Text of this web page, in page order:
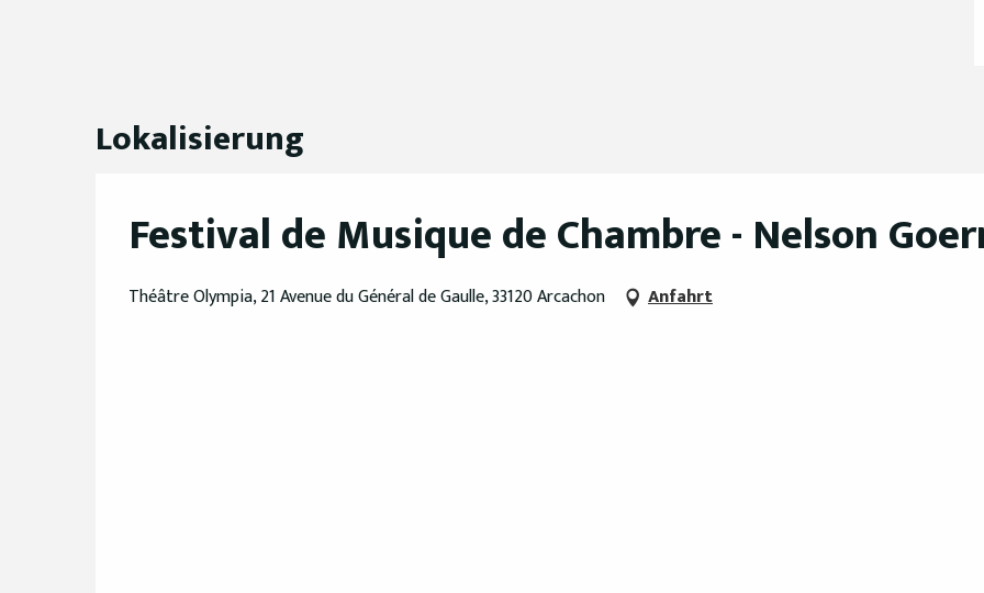
Lokalisierung
Festival de Musique de Chambre - Nelson
Théâtre Olympia, 21 Avenue du Général de Gaulle, 33120 Arcachon Anfahrt